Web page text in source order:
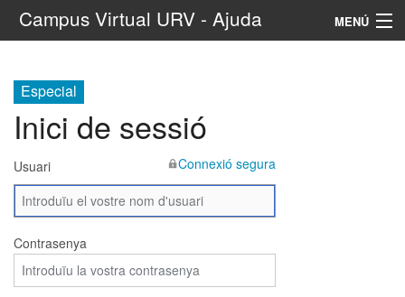
Campus Virtual URV - Ajuda MENÚ
Tradueix
Especial
Inici de sessió
Usuari Connexió segura
Contrasenya